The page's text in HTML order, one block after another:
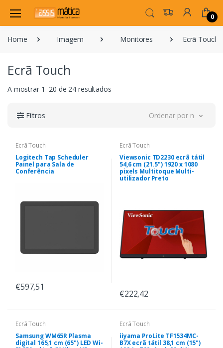
0
Home Imagem Monitores Ecrã Touch
Ecrã Touch
A mostrar 1–20 de 24 resultados
Filtros Ordenar por novidade
Ecrã Touch
Logitech Tap Scheduler
Painel para Sala de
Conferência
€597,51
Ecrã Touch
Viewsonic TD2230 ecrã tátil
54,6 cm (21.5") 1920 x 1080
pixels Multitoque Multi-
utilizador Preto
€222,42
Ecrã Touch
Samsung WM65R Plasma
digital 165,1 cm (65") LED Wi-
Ecrã Touch
iiyama ProLite TF1534MC-
B7X ecrã tátil 38,1 cm (15")